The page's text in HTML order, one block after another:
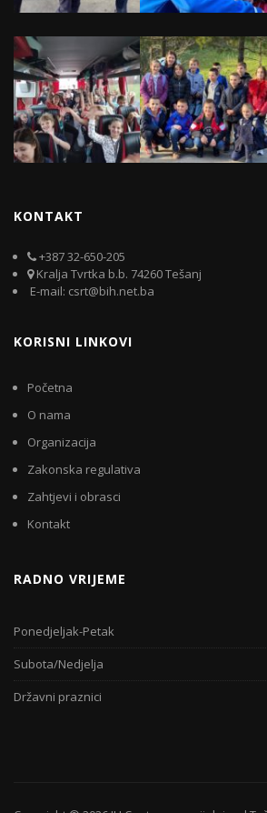
KONTAKT
+387 32-650-205
Kralja Tvrtka b.b. 74260 Tešanj
E-mail: csrt@bih.net.ba
KORISNI LINKOVI
Početna
O nama
Organizacija
Zakonska regulativa
Zahtjevi i obrasci
Kontakt
RADNO VRIJEME
Ponedjeljak-Petak
Subota/Nedjelja
Državni praznici